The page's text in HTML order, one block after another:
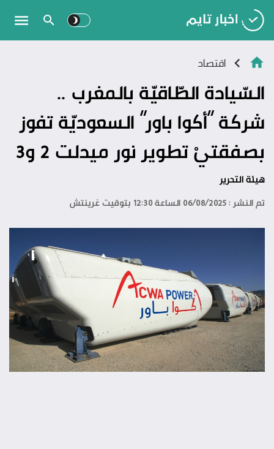
اقتصاد
السّيادة الطّاقيّة بالمغرب ..
شركة “أكوا باور” السعوديّة تفوز
بصفقتيْ تطوير نور ميدلت 2 و3
هيئة التحرير
تم النشر : 06/08/2025 الساعة 12:30 بتوقيت غرينتش